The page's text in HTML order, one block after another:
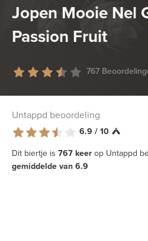
Jopen Mooie Nel
Passion Fruit
767
Untappd beoordeling
6.9 / 10
Dit biertje is 767 keer op Untappd
gemiddelde van 6.9